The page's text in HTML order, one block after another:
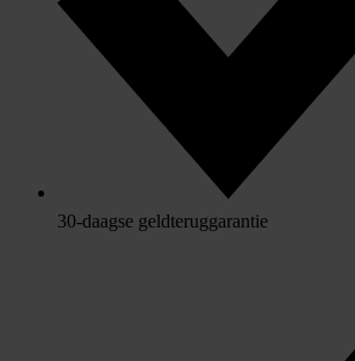
30-daagse geldteruggarantie